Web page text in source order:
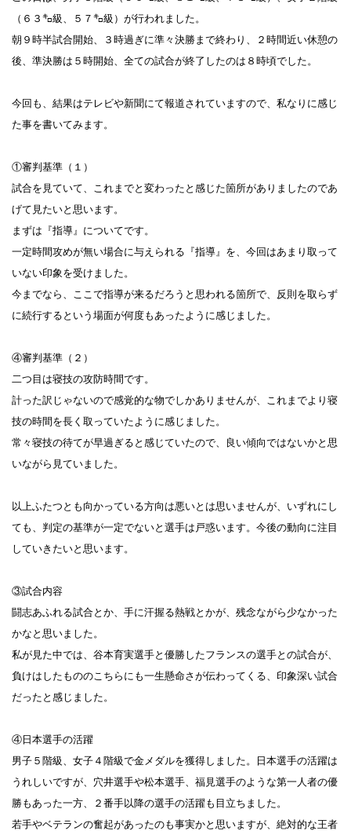
（６３㌔級、５７㌔級）が行われました。
朝９時半試合開始、３時過ぎに準々決勝まで終わり、２時間近い休憩の
後、準決勝は５時開始、全ての試合が終了したのは８時頃でした。
今回も、結果はテレビや新聞にて報道されていますので、私なりに感じ
た事を書いてみます。
①審判基準（１）
試合を見ていて、これまでと変わったと感じた箇所がありましたのであ
げて見たいと思います。
まずは『指導』についてです。
一定時間攻めが無い場合に与えられる『指導』を、今回はあまり取って
いない印象を受けました。
今までなら、ここで指導が来るだろうと思われる箇所で、反則を取らず
に続行するという場面が何度もあったように感じました。
④審判基準（２）
二つ目は寝技の攻防時間です。
計った訳じゃないので感覚的な物でしかありませんが、これまでより寝
技の時間を長く取っていたように感じました。
常々寝技の待てが早過ぎると感じていたので、良い傾向ではないかと思
いながら見ていました。
以上ふたつとも向かっている方向は悪いとは思いませんが、いずれにし
ても、判定の基準が一定でないと選手は戸惑います。今後の動向に注目
していきたいと思います。
③試合内容
闘志あふれる試合とか、手に汗握る熱戦とかが、残念ながら少なかった
かなと思いました。
私が見た中では、谷本育実選手と優勝したフランスの選手との試合が、
負けはしたもののこちらにも一生懸命さが伝わってくる、印象深い試合
だったと感じました。
④日本選手の活躍
男子５階級、女子４階級で金メダルを獲得しました。日本選手の活躍は
うれしいですが、穴井選手や松本選手、福見選手のような第一人者の優
勝もあった一方、２番手以降の選手の活躍も目立ちました。
若手やベテランの奮起があったのも事実かと思いますが、絶対的な王者